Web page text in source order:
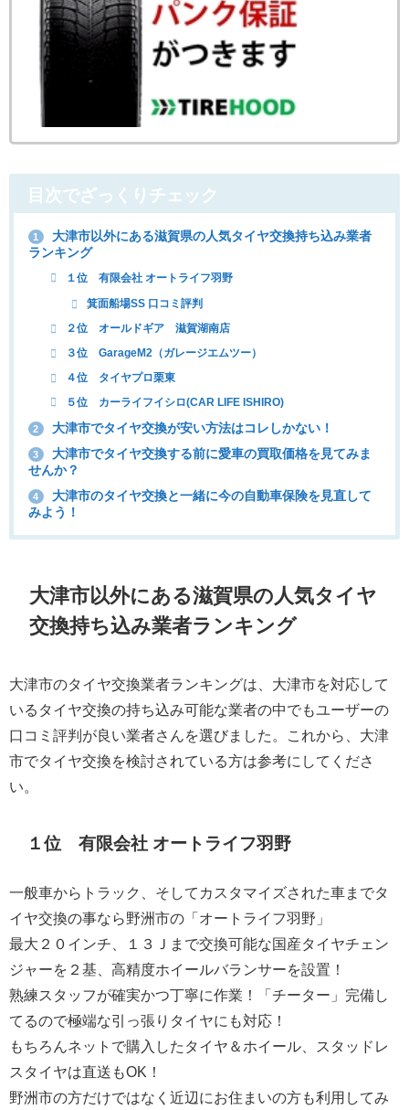
目次でざっくりチェック
1
大津市以外にある滋賀県の人気タイヤ交換持ち込み業者
ランキング
１位 有限会社 オートライフ羽野
箕面船場SS 口コミ評判
２位 オールドギア 滋賀湖南店
３位 GarageM2（ガレージエムツー）
４位 タイヤプロ栗東
５位 カーライフイシロ(CAR LIFE ISHIRO)
2 大津市でタイヤ交換が安い方法はコレしかない！
3
大津市でタイヤ交換する前に愛車の買取価格を見てみま
せんか？
4
大津市のタイヤ交換と一緒に今の自動車保険を見直して
みよう！
大津市以外にある滋賀県の人気タイヤ
交換持ち込み業者ランキング
大津市のタイヤ交換業者ランキングは、大津市を対応して
いるタイヤ交換の持ち込み可能な業者の中でもユーザーの
口コミ評判が良い業者さんを選びました。これから、大津
市でタイヤ交換を検討されている方は参考にしてくださ
い。
１位 有限会社 オートライフ羽野
一般車からトラック、そしてカスタマイズされた車までタ
イヤ交換の事なら野洲市の「オートライフ羽野」
最大２０インチ、１３Ｊまで交換可能な国産タイヤチェン
ジャーを２基、高精度ホイールバランサーを設置！
熟練スタッフが確実かつ丁寧に作業！「チーター」完備し
てるので極端な引っ張りタイヤにも対応！
もちろんネットで購入したタイヤ＆ホイール、スタッドレ
スタイヤは直送もOK！
野洲市の方だけではなく近辺にお住まいの方も利用してみ